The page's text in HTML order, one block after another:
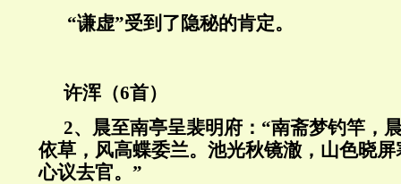
“谦虚”受到了隐秘的肯定。
许浑（6首）
2、晨至南亭呈裴明府：“南斋梦钓竿，
依草，风高蝶委兰。池光秋镜澈，山色晓
心议去官。”